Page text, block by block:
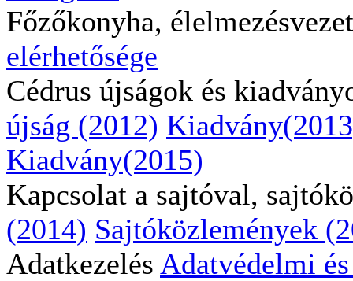
Főzőkonyha,
elérhetősége
Cédrus újságok és
újság (2012)
Kiadvány(2015)
Kapcsolat a sajtóval,
(2014) Sajtóközlemények
Adatkezelés Adatvédelmi